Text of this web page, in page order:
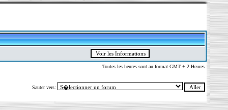
Toutes les heures sont au format GMT + 2 Heures
Sauter vers: